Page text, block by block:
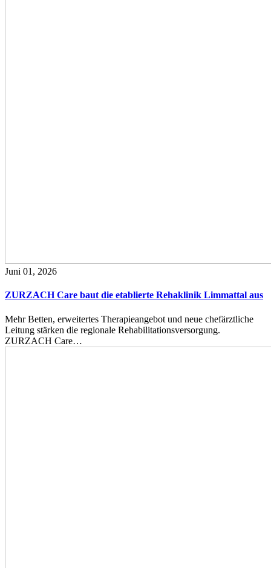
Juni 01, 2026
ZURZACH Care baut die etablierte Rehaklinik Limmattal aus
Mehr Betten, erweitertes Therapieangebot und neue chefärztliche
Leitung stärken die regionale Rehabilitationsversorgung.
ZURZACH Care…